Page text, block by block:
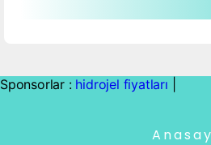
Sponsorlar : hidrojel fiyatları